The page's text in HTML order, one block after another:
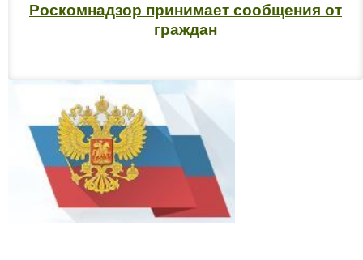
Роскомнадзор принимает сообщения от
граждан